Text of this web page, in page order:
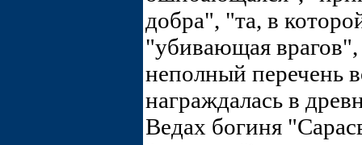
добра", "та, в
"убивающая
неполный перечень
награждалась в
Ведах богиня